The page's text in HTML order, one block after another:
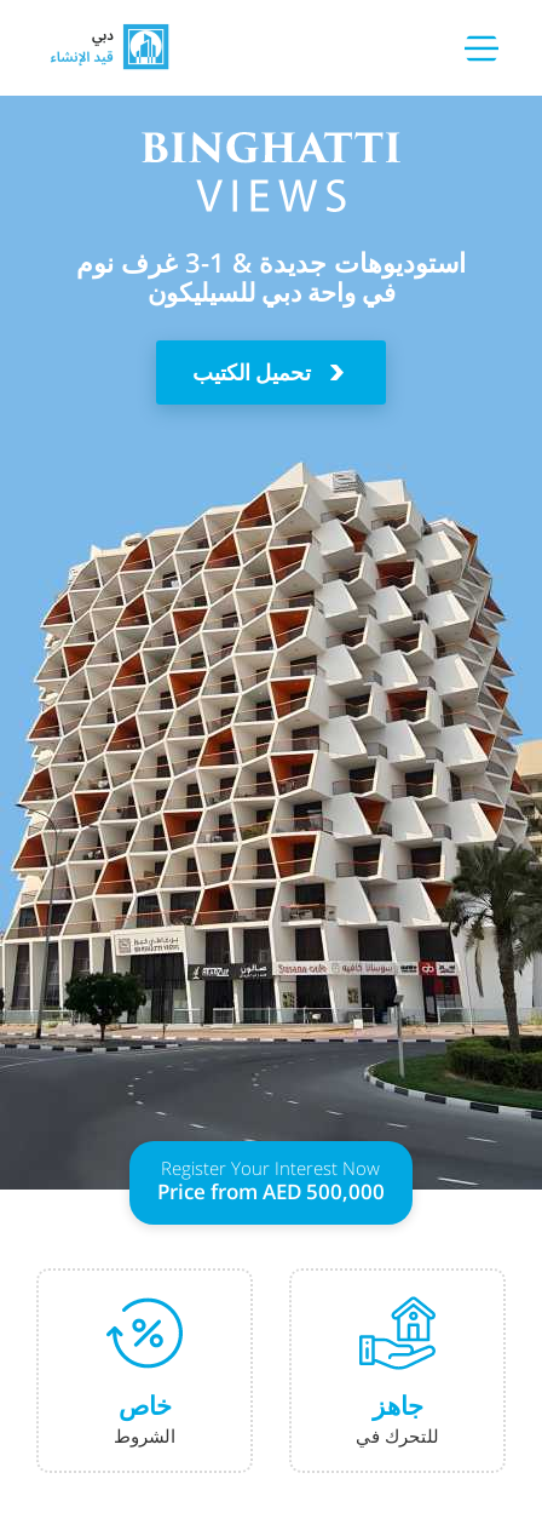
استوديوهات جديدة & 1-3 غرف نوم
في واحة دبي للسيليكون
تحميل الكتيب
Register Your Interest Now
Price from AED 500,000
خاص
الشروط
جاهز
للتحرك في